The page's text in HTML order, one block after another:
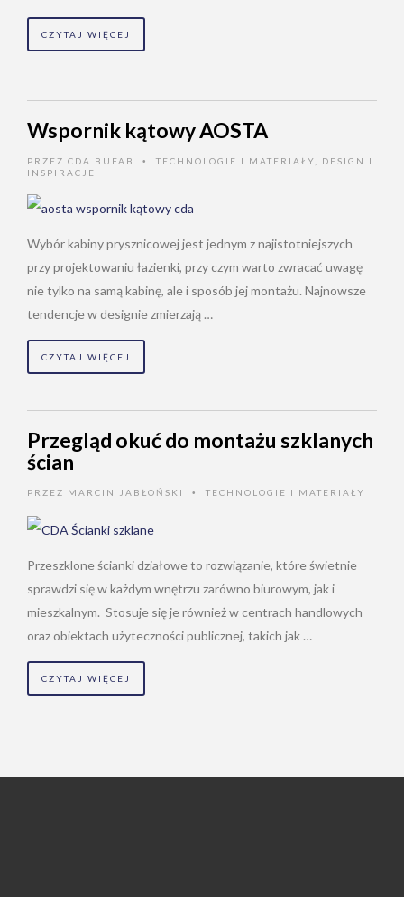
CZYTAJ WIĘCEJ
Wspornik kątowy AOSTA
PRZEZ CDA BUFAB • TECHNOLOGIE I MATERIAŁY
DESIGN I
INSPIRACJE
Wybór kabiny prysznicowej jest jednym z najistotniejszych
przy projektowaniu łazienki, przy czym warto zwracać uwagę
nie tylko na samą kabinę, ale i sposób jej montażu. Najnowsze
tendencje w designie zmierzają …
CZYTAJ WIĘCEJ
Przegląd okuć do montażu szklanych
ścian
PRZEZ MARCIN JABŁOŃSKI • TECHNOLOGIE I MATERIAŁY
Przeszklone ścianki działowe to rozwiązanie, które świetnie
sprawdzi się w każdym wnętrzu zarówno biurowym, jak i
mieszkalnym. Stosuje się je również w centrach handlowych
oraz obiektach użyteczności publicznej, takich jak …
CZYTAJ WIĘCEJ